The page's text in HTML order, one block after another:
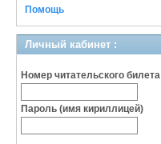
Помощь
Личный кабинет :
Номер читательского билета
Пароль (имя кириллицей)